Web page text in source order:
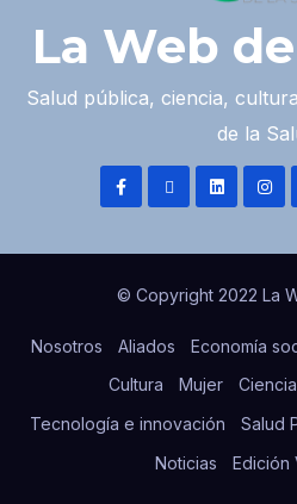
La Web
Salud pública, ciencia,
de la
© Copyright 2022 La
Nosotros Aliados Economía
Cultura
Mujer Ciencia
Tecnología e innovación
Salud
Noticias
Edición